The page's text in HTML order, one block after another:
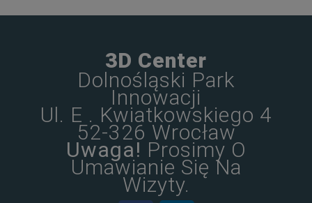
3D Center
Dolnośląski Park
Innowacji
Ul. E . Kwiatkowskiego 4
52-326 Wrocław
Uwaga! Prosimy O
Umawianie Się Na
Wizyty.